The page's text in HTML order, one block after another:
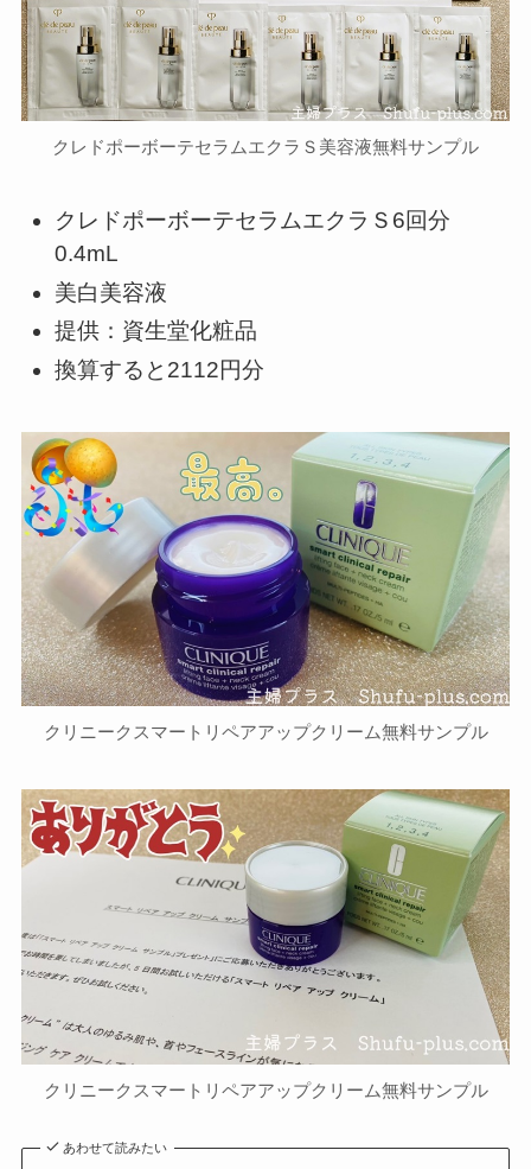
クレドポーボーテセラムエクラＳ美容液無料サンプル
クレドポーボーテセラムエクラＳ6回分
0.4mL
美白美容液
提供：資生堂化粧品
換算すると2112円分
クリニークスマートリペアアップクリーム無料サンプル
クリニークスマートリペアアップクリーム無料サンプル
あわせて読みたい